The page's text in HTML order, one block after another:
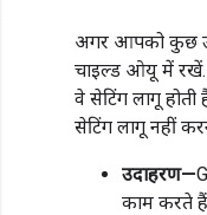
अगर आपको कुछ
चाइल्ड ओयू में रखें.
वे सेटिंग लागू
सेटिंग लागू नहीं
उदाहरण—
काम करते